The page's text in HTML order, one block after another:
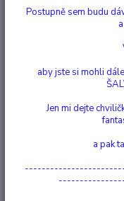
TOP produkt
100 ml, koloidní
Postupně sem budu
aby jste si mohli
Jen mi dejte
a pak